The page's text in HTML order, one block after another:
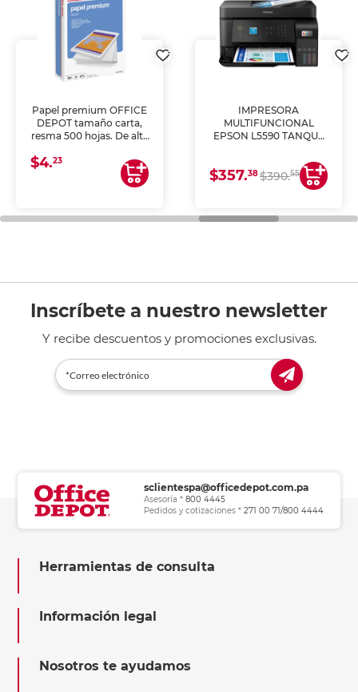
Papel premium OFFICE
DEPOT tamaño carta,
resma 500 hojas. De alta
uniforme, ideal para
impresoras de inyección
de tinta y láser,
general de oficina.
$4.23
IMPRESORA
MULTIFUNCIONAL
EPSON L5590 TANQUE
COPIA Y ESCANEA)
$357.38$390.55
Inscríbete a nuestro newsletter
Y recibe descuentos y promociones exclusivas.
sclientespa@officedepot.com.pa
Asesoría * 800 4445
Pedidos y cotizaciones * 271 00 71/800 4444
Herramientas de consulta
Información legal
Nosotros te ayudamos